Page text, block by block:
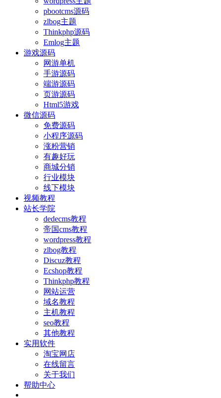
pbootcms源码
zlbog主题
Thinkphp源码
Emlog主题
游戏源码
网游单机
手游源码
端游源码
页游源码
Html5游戏
微信源码
免费源码
小程序源码
涨粉营销
有趣好玩
商城分销
行业模块
线下模块
视频教程
站长学院
dedecms教程
帝国cms教程
wordpress教程
zlbog教程
Discuz教程
Ecshop教程
Thinkphp教程
网站运营
域名教程
主机教程
seo教程
其他教程
实用软件
淘宝网店
在线留言
关于我们
帮助中心